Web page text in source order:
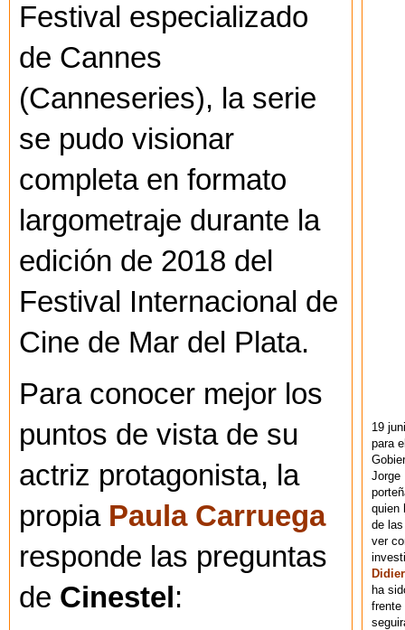
Festival especializado
de Cannes
(Canneseries), la serie
se pudo visionar
completa en formato
largometraje durante la
edición de 2018 del
Festival Internacional de
Cine de Mar del Plata.
Para conocer mejor los
puntos de vista de su
actriz protagonista, la
propia Paula Carruega
responde las preguntas
de Cinestel :
19
para
Jorge
quien
de
ver
Didier
ha
frente